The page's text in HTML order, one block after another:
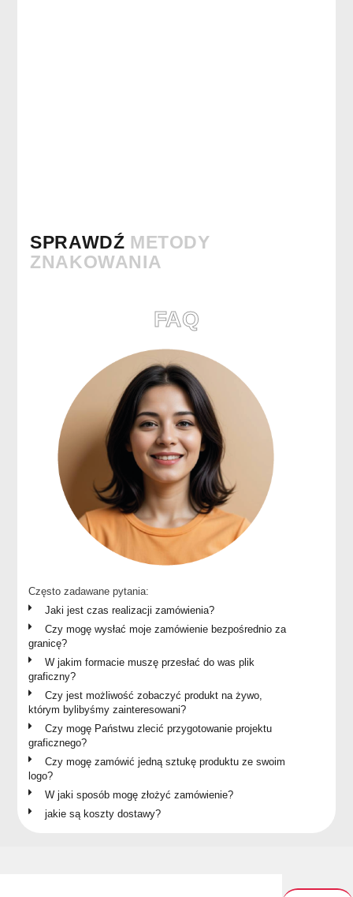
SPRAWDŹ METODY
ZNAKOWANIA
FAQ
Często zadawane pytania:
Jaki jest czas realizacji zamówienia?
Czy mogę wysłać moje zamówienie bezpośrednio za
granicę?
W jakim formacie muszę przesłać do was plik
graficzny?
Czy jest możliwość zobaczyć produkt na żywo,
którym bylibyśmy zainteresowani?
Czy mogę Państwu zlecić przygotowanie projektu
graficznego?
Czy mogę zamówić jedną sztukę produktu ze swoim
logo?
W jaki sposób mogę złożyć zamówienie?
jakie są koszty dostawy?